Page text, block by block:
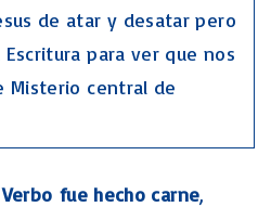
de atar y desatar pero
para ver que nos
Misterio central de
Verbo fue hecho carne,